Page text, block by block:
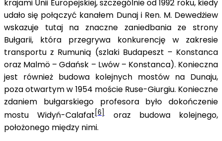
krajami Unii Europejskiej, szczególnie od 1992 roku, kiedy
udało się połączyć kanałem Dunaj i Ren. M. Dewedżiew
wskazuje tutaj na znaczne zaniedbania ze strony
Bułgarii, która przegrywa konkurencję w zakresie
transportu z Rumunią (szlaki Budapeszt – Konstanca
oraz Malmö – Gdańsk – Lwów – Konstanca). Konieczna
jest również budowa kolejnych mostów na Dunaju,
poza otwartym w 1954 moście Ruse-Giurgiu. Konieczne
zdaniem bułgarskiego profesora było dokończenie
mostu Widyń-Calafat[6]oraz budowa kolejnego,
położonego między nimi.